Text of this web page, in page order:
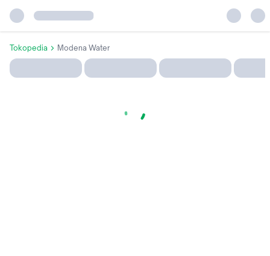
Tokopedia Modena Water